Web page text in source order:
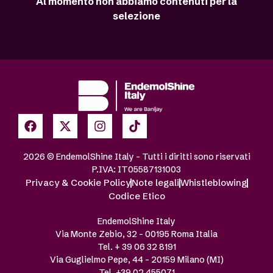
selezione
2026 © EndemolShine Italy – Tutti i diritti sono riservati
P.IVA: IT05587131003
Privacy & Cookie PolicyNote legaliWhistleblowing
Codice Etico
EndemolShine Italy
Via Monte Zebio, 32 – 00195 Roma Italia
Tel. + 39 06 32 8191
Via Guglielmo Pepe, 44 – 20159 Milano (MI)